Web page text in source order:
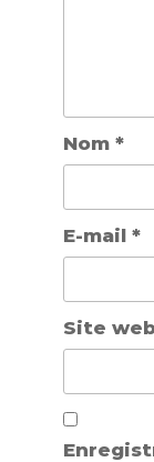
Nom *
E-mail *
Site